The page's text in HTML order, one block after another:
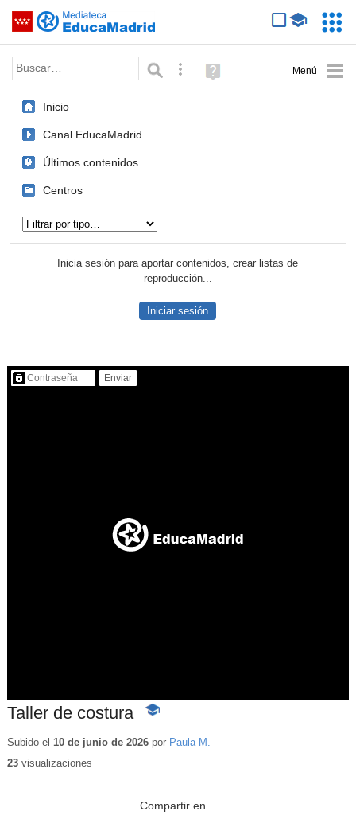
Saltar navegación
Palabra o frase: Búsqueda avanzada
Ayuda
(en
Inicio
Canal EducaMadrid
Últimos contenidos
Centros
Inicia sesión para aportar contenidos, crear listas de
reproducción...
Iniciar sesión
Contenido protegido…
Taller de costura
-
educativo
Subido el 10 de junio de 2026por Paula M.
23visualizaciones